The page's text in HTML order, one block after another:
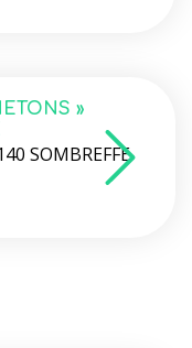
»
SOMBREFFE